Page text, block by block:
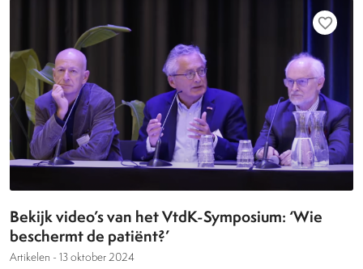
favorite_border
Bekijk video’s van het VtdK-Symposium: ‘Wie
beschermt de patiënt?’
Artikelen - 13 oktober 2024